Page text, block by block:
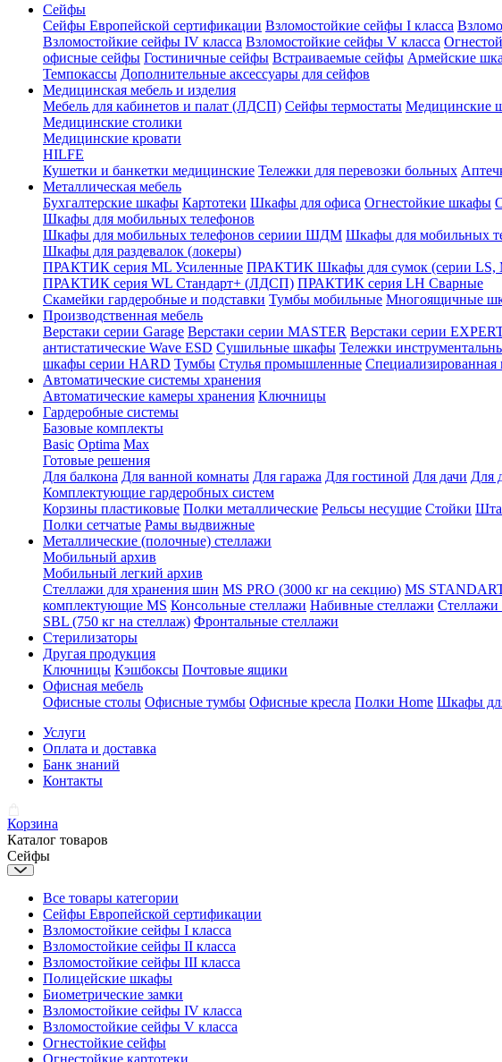
Сейфы
Сейфы Европейской сертификации Взломостойкие сейфы I класса
Взломостойкие сейфы IV класса Взломостойкие сейфы V класса
офисные сейфы Гостиничные сейфы Встраиваемые сейфы Армейские
Темпокассы Дополнительные аксессуары для сейфов
Медицинская мебель и изделия
Мебель для кабинетов и палат (ЛДСП) Сейфы термостаты Медицинские
Медицинские столики
Медицинские кровати
HILFE
Кушетки и банкетки медицинские Тележки для перевозки больных
Металлическая мебель
Бухгалтерские шкафы Картотеки Шкафы для офиса Огнестойкие шкафы
Шкафы для мобильных телефонов
Шкафы для мобильных телефонов сериии ШДМ Шкафы для мобильных
Шкафы для раздевалок (локеры)
ПРАКТИК серия ML Усиленные ПРАКТИК Шкафы для сумок (серии LS,
ПРАКТИК серия WL Стандарт+ (ЛДСП) ПРАКТИК серия LH Сварные
Скамейки гардеробные и подставки Тумбы мобильные Многоящичные
Производственная мебель
Верстаки серии Garage Верстаки серии MASTER Верстаки серии
антистатические Wave ESD Cушильные шкафы Тележки
шкафы серии HARD Тумбы Стулья промышленные Cпециализированная
Автоматические системы хранения
Автоматические камеры хранения Ключницы
Гардеробные системы
Базовые комплекты
Basic Optima Max
Готовые решения
Для балкона Для ванной комнаты Для гаража Для гостиной Для дачи Для
Комплектующие гардеробных систем
Корзины пластиковые Полки металлические Рельсы несущие Стойки
Полки сетчатые Рамы выдвижные
Металлические (полочные) стеллажи
Мобильный архив
Мобильный легкий архив
Стеллажи для хранения шин MS PRO (3000 кг на секцию) MS
комплектующие MS Консольные стеллажи Набивные стеллажи Стеллажи
SBL (750 кг на стеллаж) Фронтальные стеллажи
Стерилизаторы
Другая продукция
Ключницы Кэшбоксы Почтовые ящики
Офисная мебель
Офисные столы Офисные тумбы Офисные кресла Полки Home Шкафы
Услуги
Оплата и доставка
Банк знаний
Контакты
Корзина
Каталог товаров
Сейфы
Все товары категории
Сейфы Европейской сертификации
Взломостойкие сейфы I класса
Взломостойкие сейфы II класса
Взломостойкие сейфы III класса
Полицейские шкафы
Биометрические замки
Взломостойкие сейфы IV класса
Взломостойкие сейфы V класса
Огнестойкие сейфы
Огнестойкие картотеки